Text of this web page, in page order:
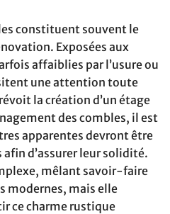
constituent souvent le
Exposées aux
affaiblies par l’usure ou
une attention toute
la création d’un étage
des combles, il est
apparentes devront être
d’assurer leur solidité.
mêlant savoir-faire
modernes, mais elle
ce charme rustique